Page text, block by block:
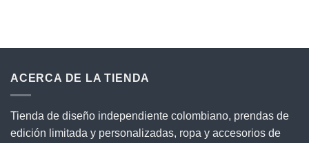
ACERCA DE LA TIENDA
Tienda de diseño independiente colombiano, prendas de
edición limitada y personalizadas, ropa y accesorios de